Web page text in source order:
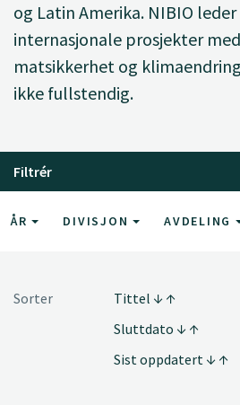
og Latin Amerika. NIBIO
internasjonale prosjekter
matsikkerhet og
ikke fullstendig.
Filtrér
ÅR DIVISJON AVDELING
Sorter
Tittel
Sluttdato
Sist oppdatert